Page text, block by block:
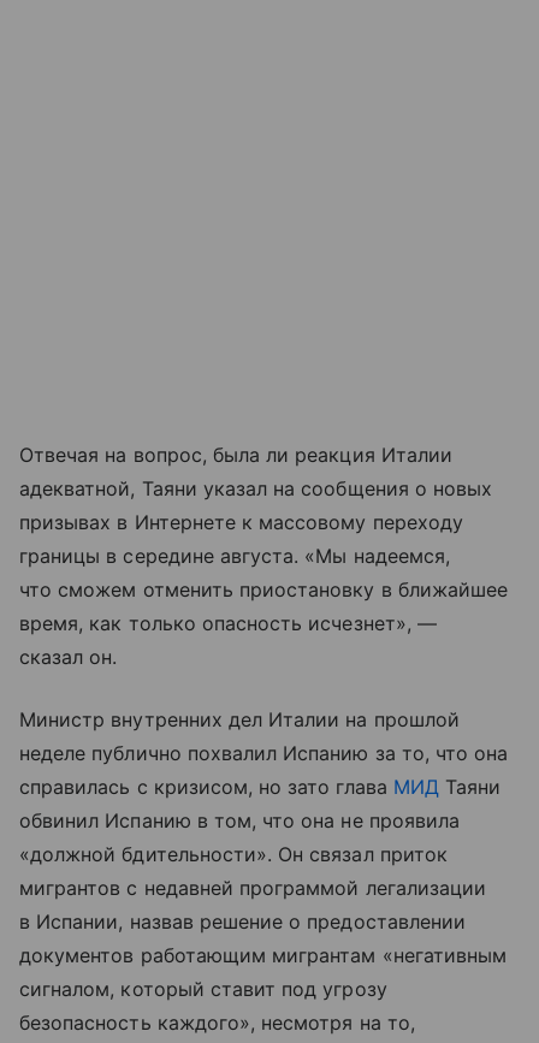
Отвечая на вопрос, была ли реакция Италии
адекватной, Таяни указал на сообщения о новых
призывах в Интернете к массовому переходу
границы в середине августа. «Мы надеемся,
что сможем отменить приостановку в ближайшее
время, как только опасность исчезнет», —
сказал он.
Министр внутренних дел Италии на прошлой
неделе публично похвалил Испанию за то, что она
справилась с кризисом, но зато глава МИДТаяни
обвинил Испанию в том, что она не проявила
«должной бдительности». Он связал приток
мигрантов с недавней программой легализации
в Испании, назвав решение о предоставлении
документов работающим мигрантам «негативным
сигналом, который ставит под угрозу
безопасность каждого», несмотря на то,